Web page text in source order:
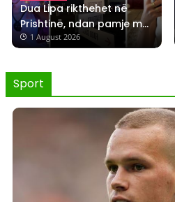
Dua Lipa rikthehet në
Prishtinë, ndan pamje me
pite, speca e ajvar
1 August 2026
Sport